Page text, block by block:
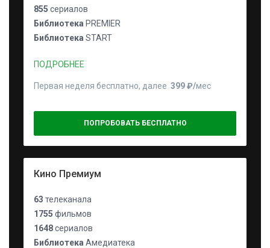
855 сериалов
Библиотека PREMIER
Библиотека START
ПОДРОБНЕЕ
Первая неделя бесплатно, далее 399 ₽⁠/⁠мес
ПОПРОБОВАТЬ БЕСПЛАТНО
Кино Премиум
63 телеканала
1755 фильмов
1648сериалов
Библиотека Амедиатека